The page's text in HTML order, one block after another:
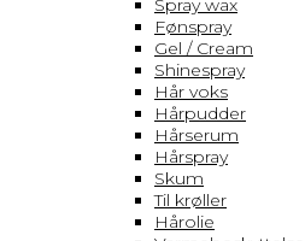
Spray wax
Fønspray
Gel / Cream
Shinespray
Hår voks
Hårpudder
Hårserum
Hårspray
Skum
Til krøller
Hårolie